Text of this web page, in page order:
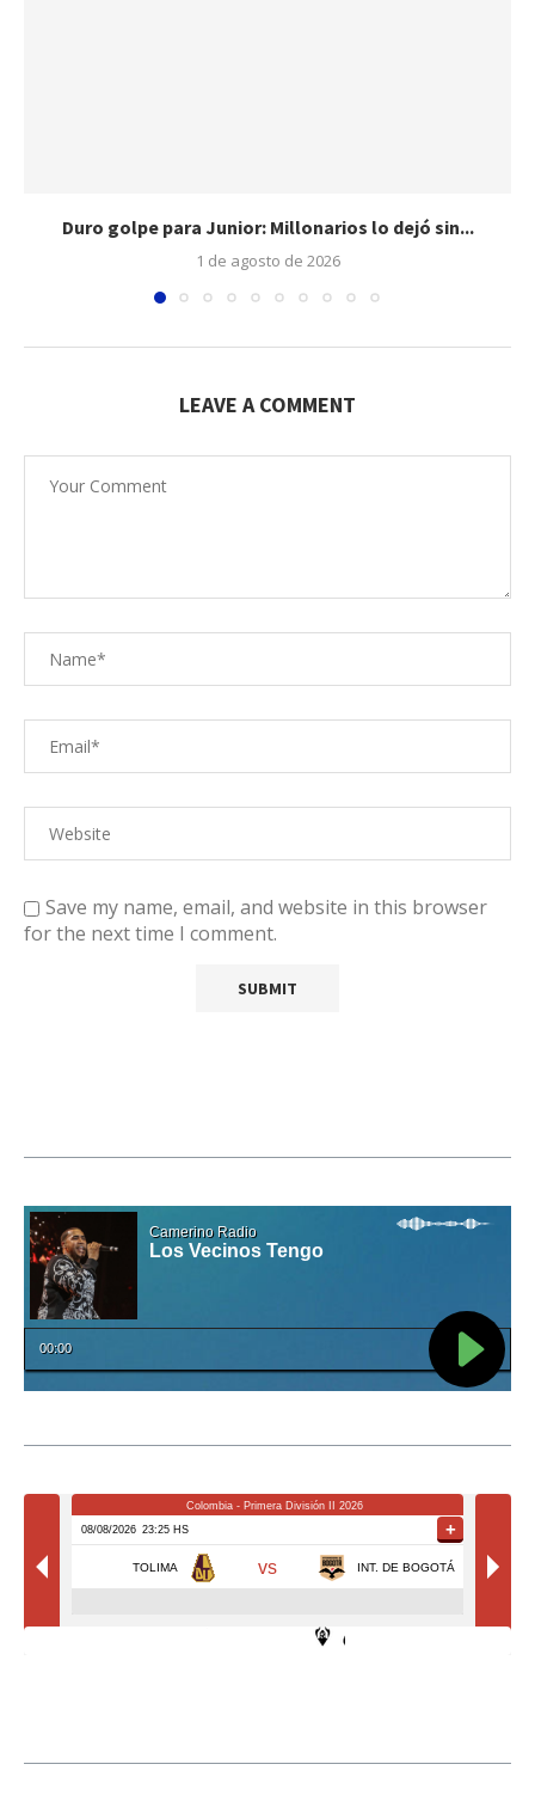
Duro golpe para Junior: Millonarios lo dejó sin...
1 de agosto de 2026
LEAVE A COMMENT
Save my name, email, and website in this browser
for the next time I comment.